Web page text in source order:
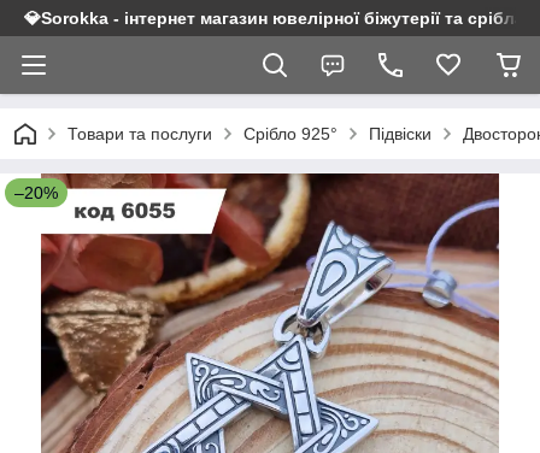
💎Sorokka - інтернет магазин ювелірної біжутерії та срібла
Товари та послуги Срібло 925° Підвіски
–20%